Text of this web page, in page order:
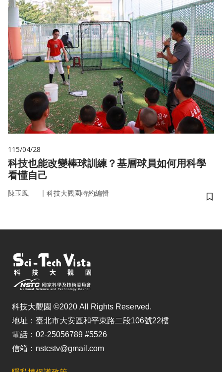
115/04/28
科技也能改變棒球訓練？基層球員如何用科學
看懂自己
陳玉鳳 ｜ 科技大觀園特約編輯
儲
科技大觀園 ©2020 All Rights Reserved.
地址：臺北市大安區和平東路二段106號22樓
電話：02-25056789 #5526
信箱：nstcstv@gmail.com